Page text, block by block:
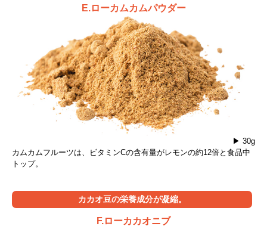
E.ローカムカムパウダー
▶ 30g
カムカムフルーツは、ビタミンCの含有量がレモンの約12倍と食品中
トップ。
カカオ豆の栄養成分が凝縮。
F.ローカカオニブ